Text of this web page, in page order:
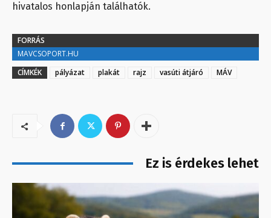
hivatalos honlapján találhatók.
FORRÁS
MAVCSOPORT.HU
CÍMKÉK
pályázat plakát rajz vasúti átjáró MÁV
Ez is érdekes lehet